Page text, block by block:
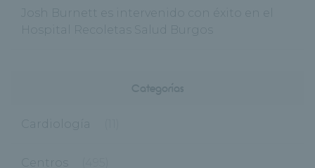
Josh Burnett es intervenido con éxito en el
Hospital Recoletas Salud Burgos
Cardiología
Centros